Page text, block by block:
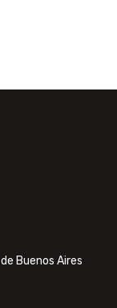
Buenos Aires